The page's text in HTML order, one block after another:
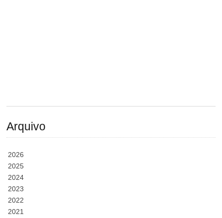
Arquivo
2026
2025
2024
2023
2022
2021